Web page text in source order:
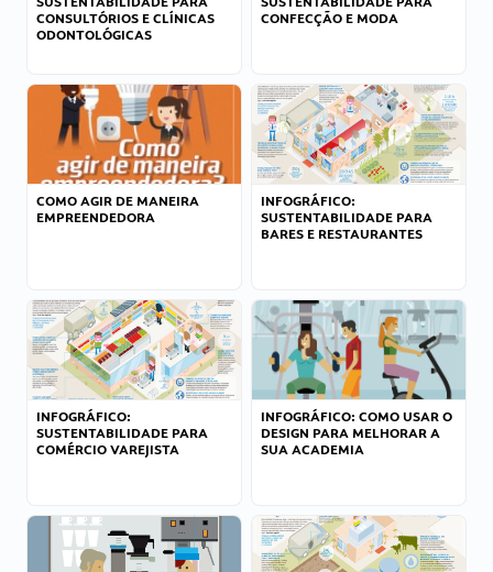
CONSULTÓRIOS E CLÍNICAS
ODONTOLÓGICAS
CONFECÇÃO E MODA
COMO AGIR DE MANEIRA
EMPREENDEDORA
INFOGRÁFICO:
SUSTENTABILIDADE PARA
BARES E RESTAURANTES
INFOGRÁFICO:
SUSTENTABILIDADE PARA
COMÉRCIO VAREJISTA
INFOGRÁFICO: COMO USAR O
DESIGN PARA MELHORAR A
SUA ACADEMIA